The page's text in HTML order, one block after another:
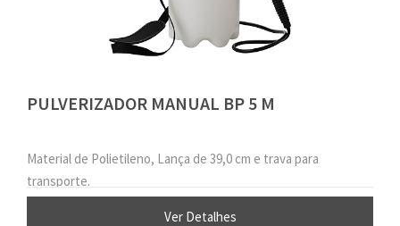
PULVERIZADOR MANUAL BP 5 M
Material de Polietileno, Lança de 39,0 cm e trava para
transporte.
Ver Detalhes